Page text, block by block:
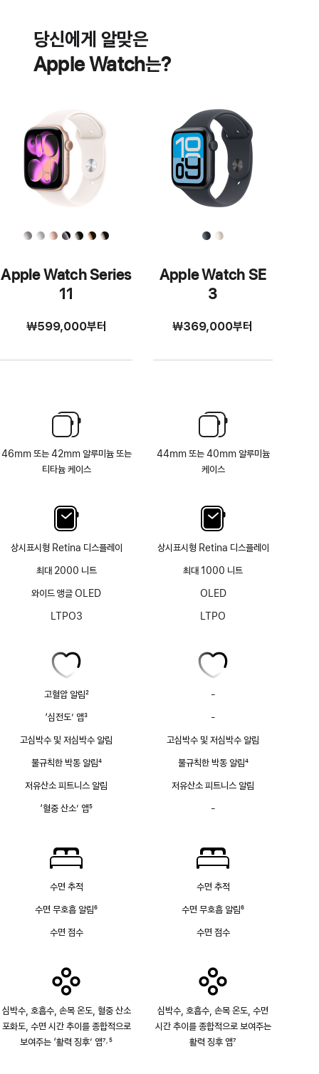
당신에게 알맞은
Apple Watch는?
Apple Watch Series
11
₩599,000부터
46mm 또는 42mm 알루미늄 또는
티타늄 케이스
상시표시형 Retina 디스플레이
최대 2000 니트
와이드 앵글 OLED
LTPO3
고혈압 알림
각주
2
‘심전도’ 앱
각주
3
고심박수 및 저심박수 알림
불규칙한 박동 알림
각주
4
저유산소 피트니스 알림
‘혈중 산소’ 앱5
수면 추적
수면 무호흡 알림6
수면 점수
심박수, 호흡수, 손목 온도, 혈중 산소
포화도, 수면 시간 추이를 종합적으로
보여주는 ‘활력 징후’ 앱7, 5
Apple Watch SE
3
₩369,000부터
44mm 또는 40mm 알루미늄
케이스
상시표시형 Retina 디스플레이
최대 1000 니트
OLED
LTPO
-
-
앱
고심박수 및 저심박수 알림
불규칙한 박동 알림
각주
4
저유산소 피트니스 알림
-
없음
수면 추적
수면 무호흡 알림6
수면 점수
심박수, 호흡수, 손목 온도, 수면
시간 추이를 종합적으로 보여주는
활력 징후 앱7